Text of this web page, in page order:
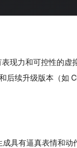
现力和可控性的
后续升级版本（如
具有逼真表情和动